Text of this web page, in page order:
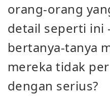
orang-orang
detail seperti ini
bertanya-tanya
mereka tidak
dengan serius?